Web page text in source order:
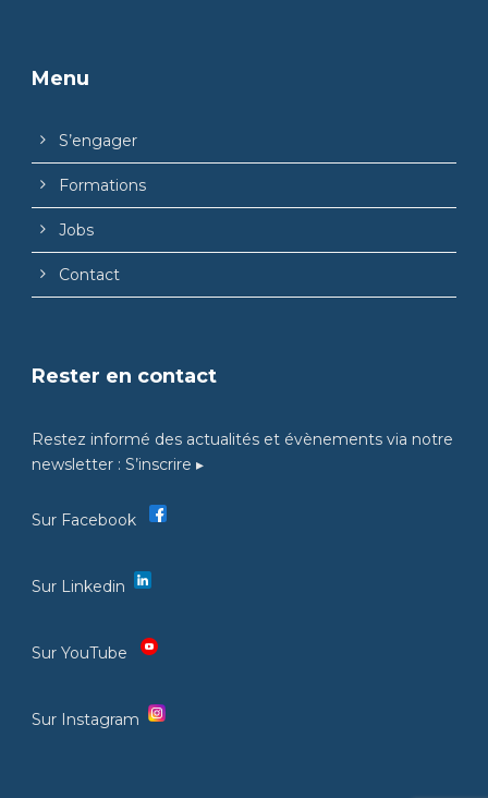
Menu
S’engager
Formations
Jobs
Contact
Rester en contact
Restez informé des actualités et évènements via notre
newsletter : S’inscrire ▸
Sur Facebook
Sur Linkedin
Sur YouTube
Sur Instagram